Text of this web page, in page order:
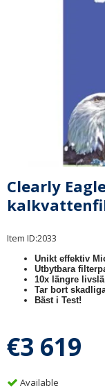
Clearly
Item ID:2033
Unikt effektiv
Utbytbara
10x längre
Tar bort
Bäst i Test!
€3 619
Available